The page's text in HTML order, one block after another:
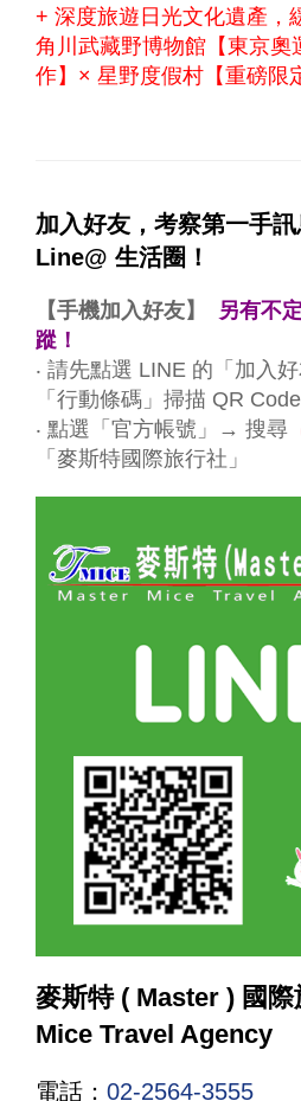
+ 深度旅遊日光文化遺產，
角川武藏野博物館【東京奧
作】× 星野度假村【重磅限
加入好友，考察第一手
Line@ 生活圈！
【手機加入好友】
另有不
蹤！
‧ 請先點選 LINE 的「加入
「行動條碼」掃描 QR Code
‧ 點選「官方帳號」→ 搜尋
「麥斯特國際旅行社」
麥斯特 ( Master ) 國
Mice Travel Agency
電話： 02-2564-3555